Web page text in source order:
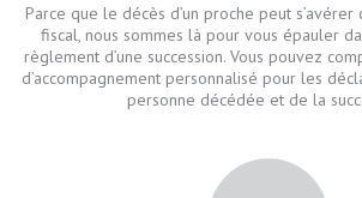
Parce que le décès d’un proche peut
fiscal, nous sommes là pour vous épauler
règlement d’une succession. Vous pouvez
d’accompagnement personnalisé pour les
personne décédée et de la